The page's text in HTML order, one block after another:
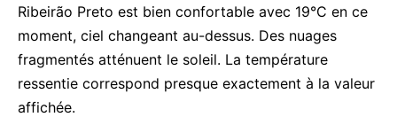
Ribeirão Preto est bien confortable avec 19°C en ce
moment, ciel changeant au-dessus. Des nuages
fragmentés atténuent le soleil. La température
ressentie correspond presque exactement à la valeur
affichée.